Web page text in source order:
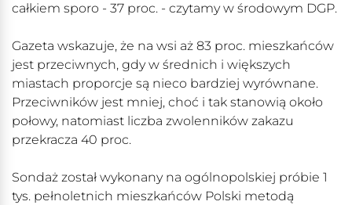
całkiem sporo - 37 proc. - czytamy w środowym DGP.
Gazeta wskazuje, że na wsi aż 83 proc. mieszkańców
jest przeciwnych, gdy w średnich i większych
miastach proporcje są nieco bardziej wyrównane.
Przeciwników jest mniej, choć i tak stanowią około
połowy, natomiast liczba zwolenników zakazu
przekracza 40 proc.
Sondaż został wykonany na ogólnopolskiej próbie 1
tys. pełnoletnich mieszkańców Polski metodą